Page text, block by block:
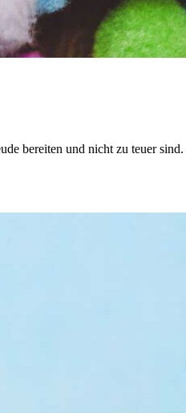
bereiten und nicht zu teuer sind.